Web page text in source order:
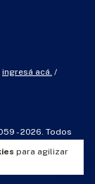
para agilizar
ingresá acá. /
- 2026. Todos